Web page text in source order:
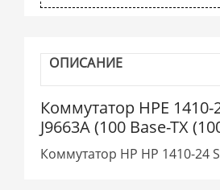
ОПИСАНИЕ
Коммутатор HPE 1410-
J9663A (100 Base-TX
Коммутатор HP HP 1410-24